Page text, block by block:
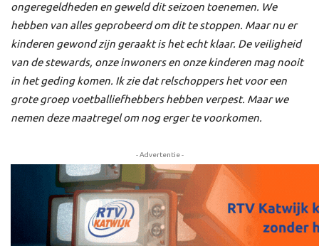
ongeregeldheden en geweld dit seizoen toenemen. We
hebben van alles geprobeerd om dit te stoppen. Maar nu er
kinderen gewond zijn geraakt is het echt klaar. De veiligheid
van de stewards, onze inwoners en onze kinderen mag nooit
in het geding komen. Ik zie dat relschoppers het voor een
grote groep voetballiefhebbers hebben verpest. Maar we
nemen deze maatregel om nog erger te voorkomen.
- Advertentie -